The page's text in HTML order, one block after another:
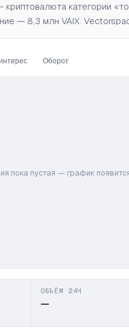
криптовалюта категории
— 8,3 млн VAIX.
Оборот
пока пустая — график
ОБЪЁМ 24Ч
—